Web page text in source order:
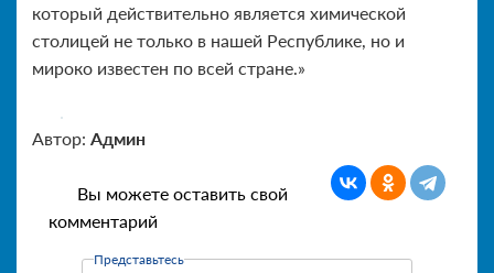
который действительно является химической
столицей не только в нашей Республике, но и
мироко известен по всей стране.»
Автор: Админ
Вы можете оставить свой
комментарий
Представьтесь